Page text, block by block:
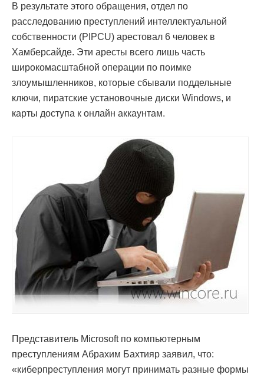
В результате этого обращения, отдел по
расследованию преступлений интеллектуальной
собственности (PIPCU) арестовал 6 человек в
Хамберсайде. Эти аресты всего лишь часть
широкомасштабной операции по поимке
злоумышленников, которые сбывали поддельные
ключи, пиратские установочные диски Windows, и
карты доступа к онлайн аккаунтам.
Представитель Microsoft по компьютерным
преступлениям Абрахим Бахтияр заявил, что:
«киберпреступления могут принимать разные формы